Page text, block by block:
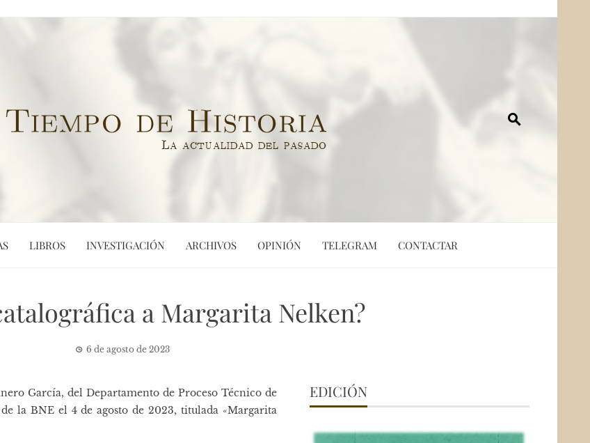
LIBROS INVESTIGACIÓN ARCHIVOS OPINIÓN TELEGRAM CONTACTAR
a Margarita Nelken?
6 de agosto de 2023
García, del Departamento de Proceso Técnico de
la BNEel 4 de agosto de 2023, titulada «Margarita
EDICIÓN